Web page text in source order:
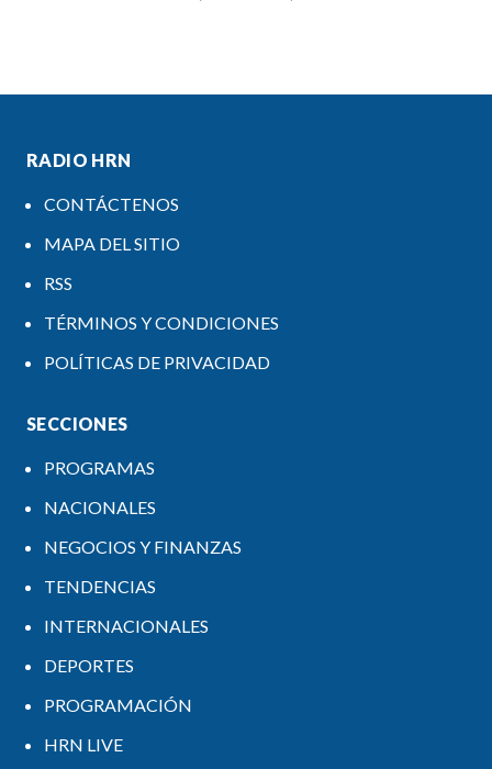
RADIO HRN
CONTÁCTENOS
MAPA DEL SITIO
RSS
TÉRMINOS Y CONDICIONES
POLÍTICAS DE PRIVACIDAD
SECCIONES
PROGRAMAS
NACIONALES
NEGOCIOS Y FINANZAS
TENDENCIAS
INTERNACIONALES
DEPORTES
PROGRAMACIÓN
HRN LIVE